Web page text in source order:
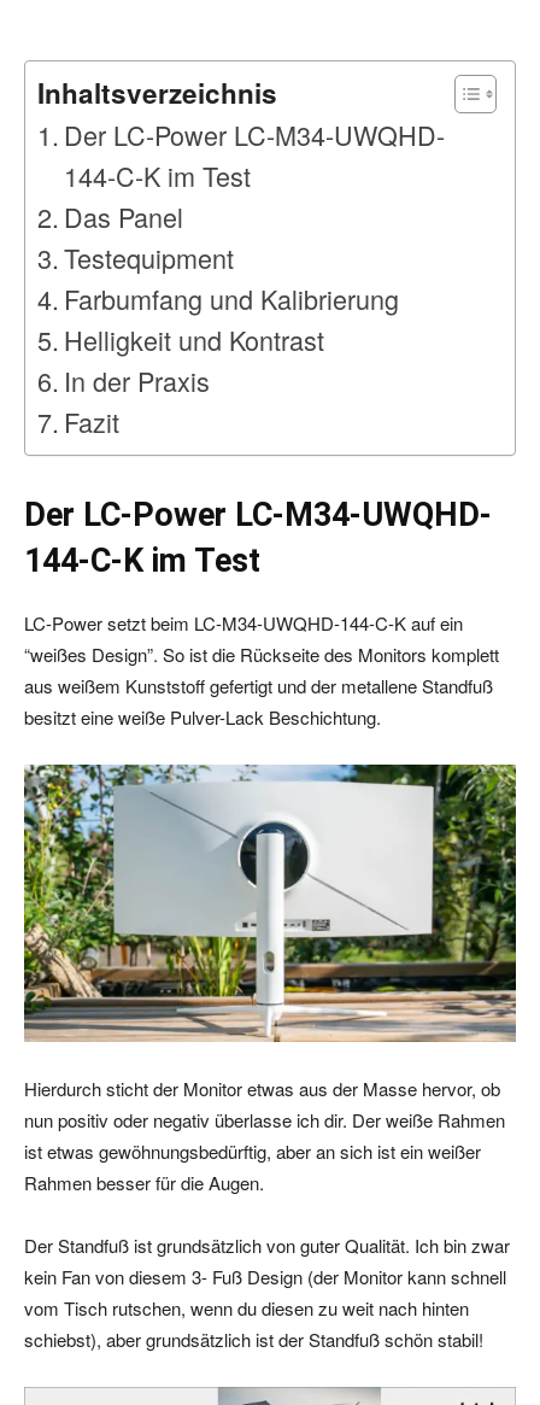
Inhaltsverzeichnis
Der LC-Power LC-M34-UWQHD-
144-C-K im Test
Das Panel
Testequipment
Farbumfang und Kalibrierung
Helligkeit und Kontrast
In der Praxis
Fazit
Der LC-Power LC-M34-UWQHD-
144-C-K im Test
LC-Power setzt beim LC-M34-UWQHD-144-C-K auf ein
“weißes Design”. So ist die Rückseite des Monitors komplett
aus weißem Kunststoff gefertigt und der metallene Standfuß
besitzt eine weiße Pulver-Lack Beschichtung.
Hierdurch sticht der Monitor etwas aus der Masse hervor, ob
nun positiv oder negativ überlasse ich dir. Der weiße Rahmen
ist etwas gewöhnungsbedürftig, aber an sich ist ein weißer
Rahmen besser für die Augen.
Der Standfuß ist grundsätzlich von guter Qualität. Ich bin zwar
kein Fan von diesem 3- Fuß Design (der Monitor kann schnell
vom Tisch rutschen, wenn du diesen zu weit nach hinten
schiebst), aber grundsätzlich ist der Standfuß schön stabil!